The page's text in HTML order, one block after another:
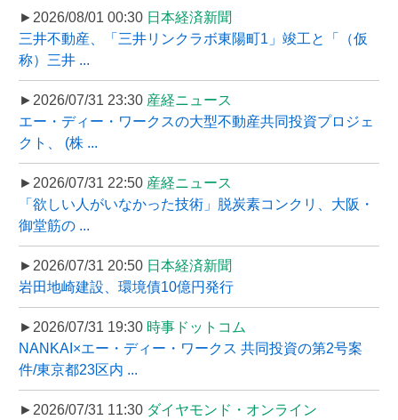
►2026/08/01 00:30 日本経済新聞
三井不動産、「三井リンクラボ東陽町1」竣工と「（仮
称）三井 ...
►2026/07/31 23:30 産経ニュース
エー・ディー・ワークスの大型不動産共同投資プロジェ
クト、 (株 ...
►2026/07/31 22:50 産経ニュース
「欲しい人がいなかった技術」脱炭素コンクリ、大阪・
御堂筋の ...
►2026/07/31 20:50 日本経済新聞
岩田地崎建設、環境債10億円発行
►2026/07/31 19:30 時事ドットコム
NANKAI×エー・ディー・ワークス 共同投資の第2号案
件/東京都23区内 ...
►2026/07/31 11:30 ダイヤモンド・オンライン